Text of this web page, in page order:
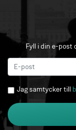
Fyll i din e-post
Jag samtycker till